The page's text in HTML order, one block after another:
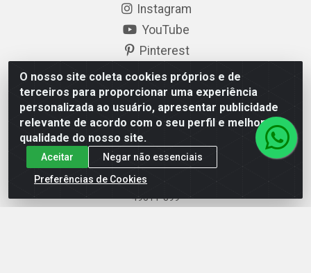
O nosso site coleta cookies próprios e de
terceiros para proporcionar uma experiência
personalizada ao usuário, apresentar publicidade
relevante de acordo com o seu perfil e melhorar a
qualidade do nosso site.
Aceitar
Negar não essenciais
Preferências de Cookies
Instagram
YouTube
Pinterest
Linkedin
Formas de Pagamento
EP Elétrica LTDA - 18.621.731/0005-43 - Itabaiana/SE - CEP:
49511-899